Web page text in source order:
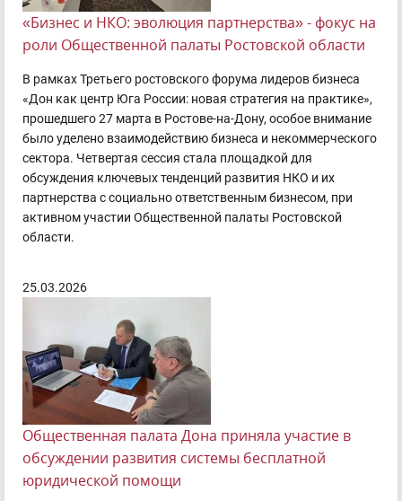
«Бизнес и НКО: эволюция партнерства» - фокус на
роли Общественной палаты Ростовской области
В рамках Третьего ростовского форума лидеров бизнеса
«Дон как центр Юга России: новая стратегия на практике»,
прошедшего 27 марта в Ростове-на-Дону, особое внимание
было уделено взаимодействию бизнеса и некоммерческого
сектора. Четвертая сессия стала площадкой для
обсуждения ключевых тенденций развития НКО и их
партнерства с социально ответственным бизнесом, при
активном участии Общественной палаты Ростовской
области.
25.03.2026
Общественная палата Дона приняла участие в
обсуждении развития системы бесплатной
юридической помощи